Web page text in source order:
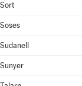
Sort
Soses
Sudanell
Sunyer